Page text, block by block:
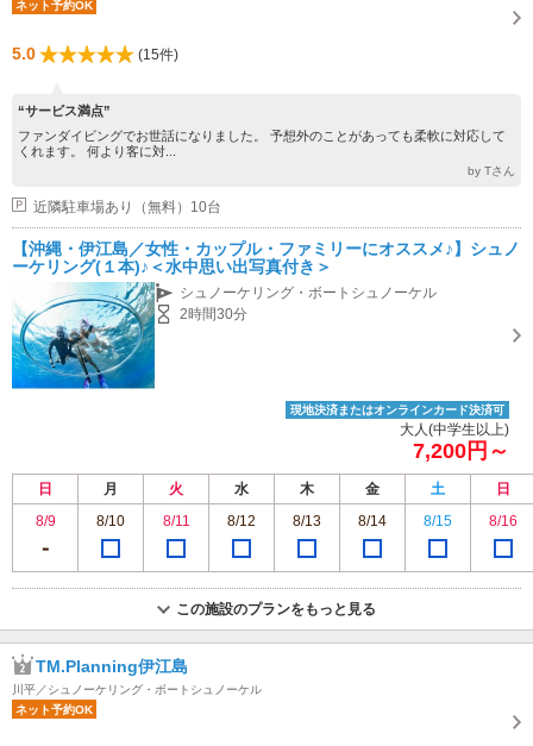
ネット予約OK
5.0 (15件)
“サービス満点”
ファンダイビングでお世話になりました。 予想外のことがあっても柔軟に対応して
くれます。 何より客に対...
by Tさん
近隣駐車場あり（無料）10台
【沖縄・伊江島／女性・カップル・ファミリーにオススメ♪】シュノ
ーケリング(１本)♪＜水中思い出写真付き＞
シュノーケリング・ボートシュノーケル
2時間30分
現地決済またはオンラインカード決済可
大人(中学生以上)
7,200円～
日 月 火 水 木 金 土
日
8/9
8/10 8/11 8/12 8/13 8/14 8/15 8/16
この施設のプランをもっと見る
TM.Planning伊江島
川平／シュノーケリング・ボートシュノーケル
ネット予約OK